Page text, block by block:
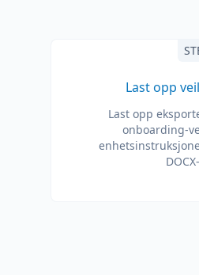
Last opp
Last opp
onboarding-